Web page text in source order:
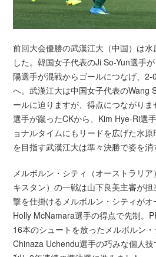
前回大会優勝の武漢江大（中国）は
した。韓国女子代表のJi So-Yun選手
陽選手が混戦からゴールにつなげ、
へ。武漢江大は中国女子代表のWang
ールに迫りますが、得点につながり
選手が蹴ったCKから、Kim Hye-Ri選
ョナルタイムにもリードを広げた水
を目指す武漢江大は準々決勝で姿を消
メルボルン・シティ（オーストラリ
キスタン）の一戦は山下良美主審が
撃を仕掛けるメルボルン・シティが
Holly McNamara選手の得点で先制。
16本のシュートを放ったメルボルン
Chinaza Uchendu選手の巧みな個人